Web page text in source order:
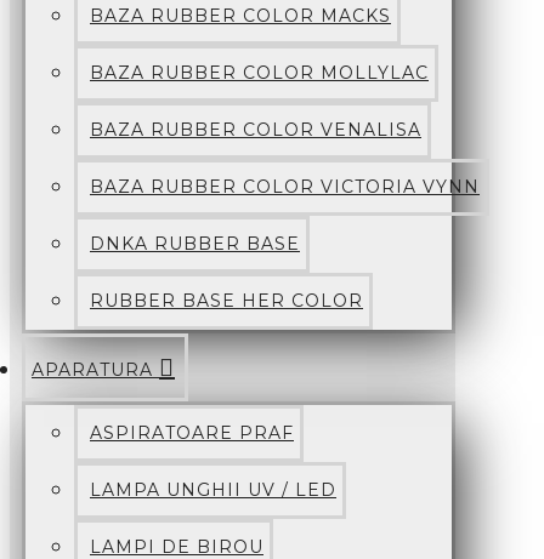
BAZA RUBBER COLOR MACKS
BAZA RUBBER COLOR MOLLYLAC
BAZA RUBBER COLOR VENALISA
BAZA RUBBER COLOR VICTORIA VYNN
DNKA RUBBER BASE
RUBBER BASE HER COLOR
APARATURA
ASPIRATOARE PRAF
LAMPA UNGHII UV / LED
LAMPI DE BIROU